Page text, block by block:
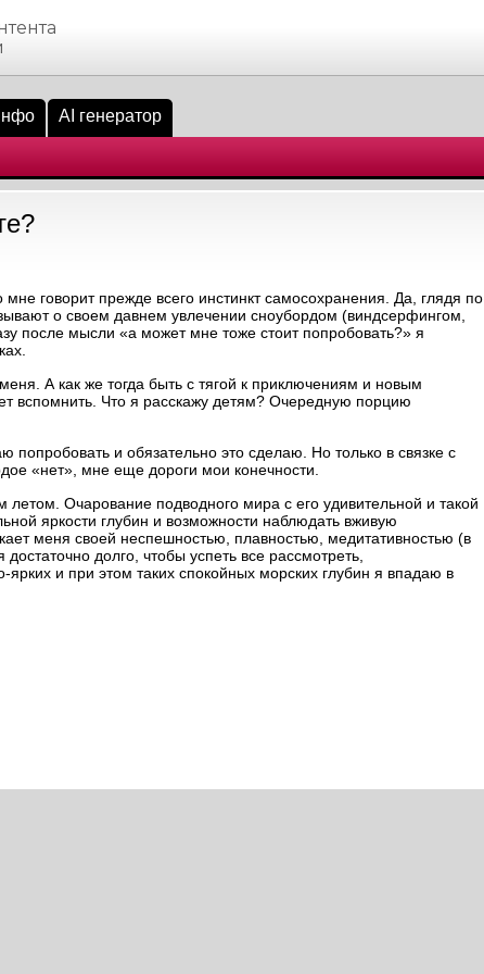
AI генератор
говорит прежде всего инстинкт самосохранения. Да, глядя по
о своем давнем увлечении сноубордом (виндсерфингом,
после мысли «а может мне тоже стоит попробовать?» я
А как же тогда быть с тягой к приключениям и новым
вспомнить. Что я расскажу детям? Очередную порцию
и обязательно это сделаю. Но только в связке с
«нет», мне еще дороги мои конечности.
Очарование подводного мира с его удивительной и такой
яркости глубин и возможности наблюдать вживую
меня своей неспешностью, плавностью, медитативностью (в
долго, чтобы успеть все рассмотреть,
и при этом таких спокойных морских глубин я впадаю в